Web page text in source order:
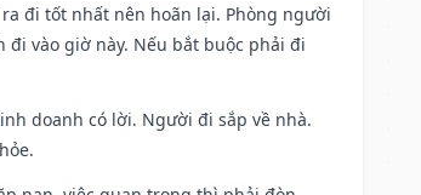
đi tốt nhất nên hoãn lại. Phòng người
vào giờ này. Nếu bắt buộc phải đi
doanh có lời. Người đi sắp về nhà.